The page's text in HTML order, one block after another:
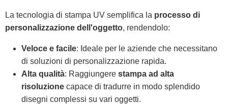
La tecnologia di stampa UV semplifica la processo di
personalizzazione dell'oggetto, rendendolo:
Veloce e facile: Ideale per le aziende che necessitano
di soluzioni di personalizzazione rapida.
Alta qualità: Raggiungere stampa ad alta
risoluzione capace di tradurre in modo splendido
disegni complessi su vari oggetti.